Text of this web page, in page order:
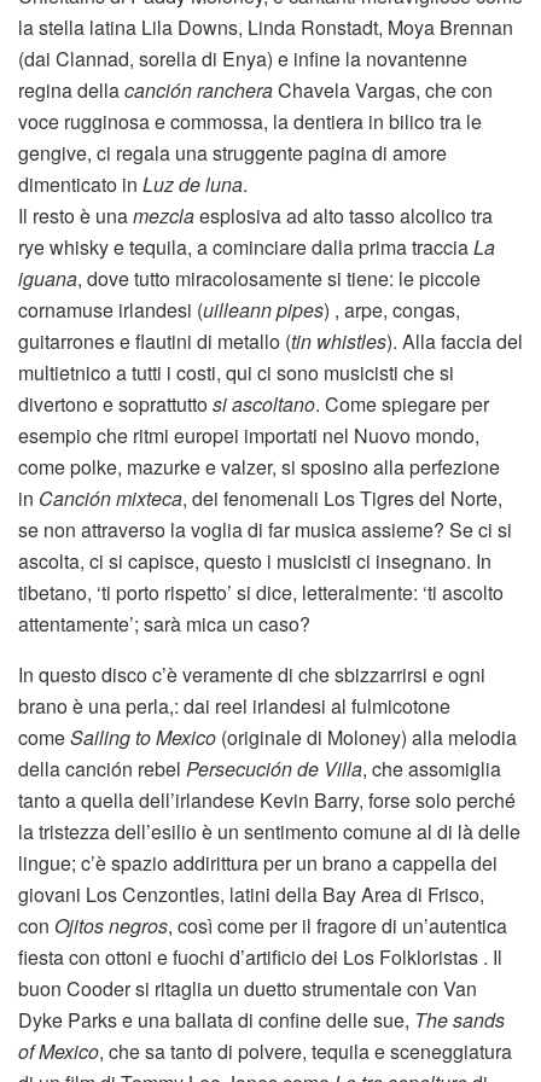
la stella latina Lila Downs, Linda Ronstadt, Moya Brennan
(dai Clannad, sorella di Enya) e infine la novantenne
regina dellacanción rancheraChavela Vargas, che con
voce rugginosa e commossa, la dentiera in bilico tra le
gengive, ci regala una struggente pagina di amore
dimenticato in Luz de luna.
Il resto è unamezclaesplosiva ad alto tasso alcolico tra
rye whisky e tequila, a cominciare dalla prima tracciaLa
iguana, dove tutto miracolosamente si tiene: le piccole
cornamuse irlandesi (uilleann pipes) , arpe, congas,
guitarrones e flautini di metallo (tin whistles). Alla faccia del
multietnico a tutti i costi, qui ci sono musicisti che si
divertono e soprattuttosi ascoltano. Come spiegare per
esempio che ritmi europei importati nel Nuovo mondo,
come polke, mazurke e valzer, si sposino alla perfezione
in Canción mixteca, dei fenomenali Los Tigres del Norte,
se non attraverso la voglia di far musica assieme? Se ci si
ascolta, ci si capisce, questo i musicisti ci insegnano. In
tibetano, ‘ti porto rispetto’ si dice, letteralmente: ‘ti ascolto
attentamente’; sarà mica un caso?
In questo disco c’è veramente di che sbizzarrirsi e ogni
brano è una perla,: dai reel irlandesi al fulmicotone
comeSailing to Mexico (originale di Moloney) alla melodia
della canción rebel Persecución de Villa, che assomiglia
tanto a quella dell’irlandese Kevin Barry, forse solo perché
la tristezza dell’esilio è un sentimento comune al di là delle
lingue; c’è spazio addirittura per un brano a cappella dei
giovani Los Cenzontles, latini della Bay Area di Frisco,
con Ojitos negros, così come per il fragore di un’autentica
fiesta con ottoni e fuochi d’artificio dei Los Folkloristas . Il
buon Cooder si ritaglia un duetto strumentale con Van
Dyke Parks e una ballata di confine delle sue, The sands
of Mexico, che sa tanto di polvere, tequila e sceneggiatura